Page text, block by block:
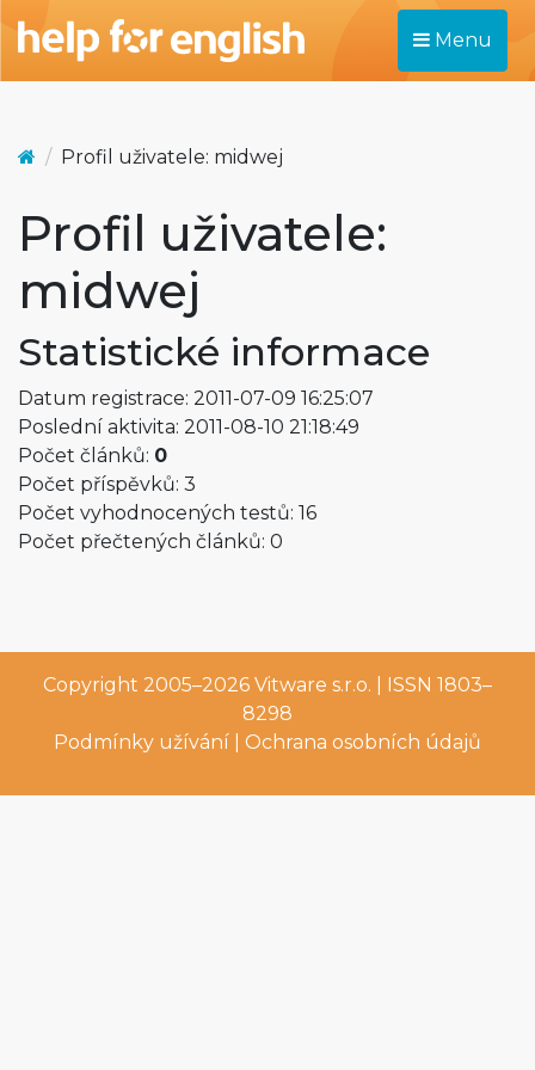
Menu
Profil uživatele: midwej
Profil uživatele:
midwej
Statistické informace
Datum registrace: 2011-07-09 16:25:07
Poslední aktivita: 2011-08-10 21:18:49
Počet článků: 0
Počet příspěvků: 3
Počet vyhodnocených testů: 16
Počet přečtených článků: 0
Copyright 2005–2026 Vitware s.r.o. | ISSN 1803–
8298
Podmínky užívání
Ochrana osobních údajů